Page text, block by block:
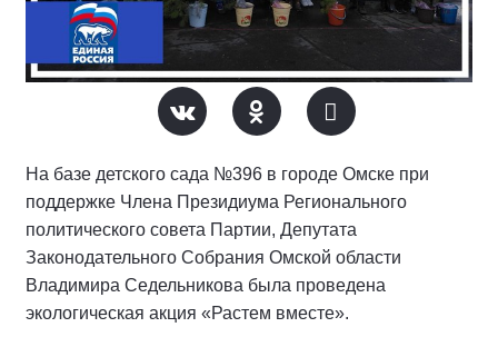
На базе детского сада №396 в городе Омске при
поддержке Члена Президиума Регионального
политического совета Партии, Депутата
Законодательного Собрания Омской области
Владимира Седельникова была проведена
экологическая акция «Растем вместе».